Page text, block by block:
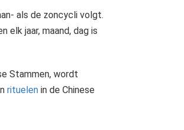
als de zoncycli volgt.
elk jaar, maand, dag is
Stammen, wordt
rituelenin de Chinese